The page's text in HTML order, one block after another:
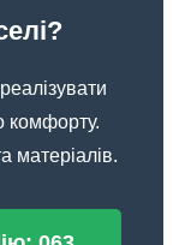
комфорту.
матеріалів.